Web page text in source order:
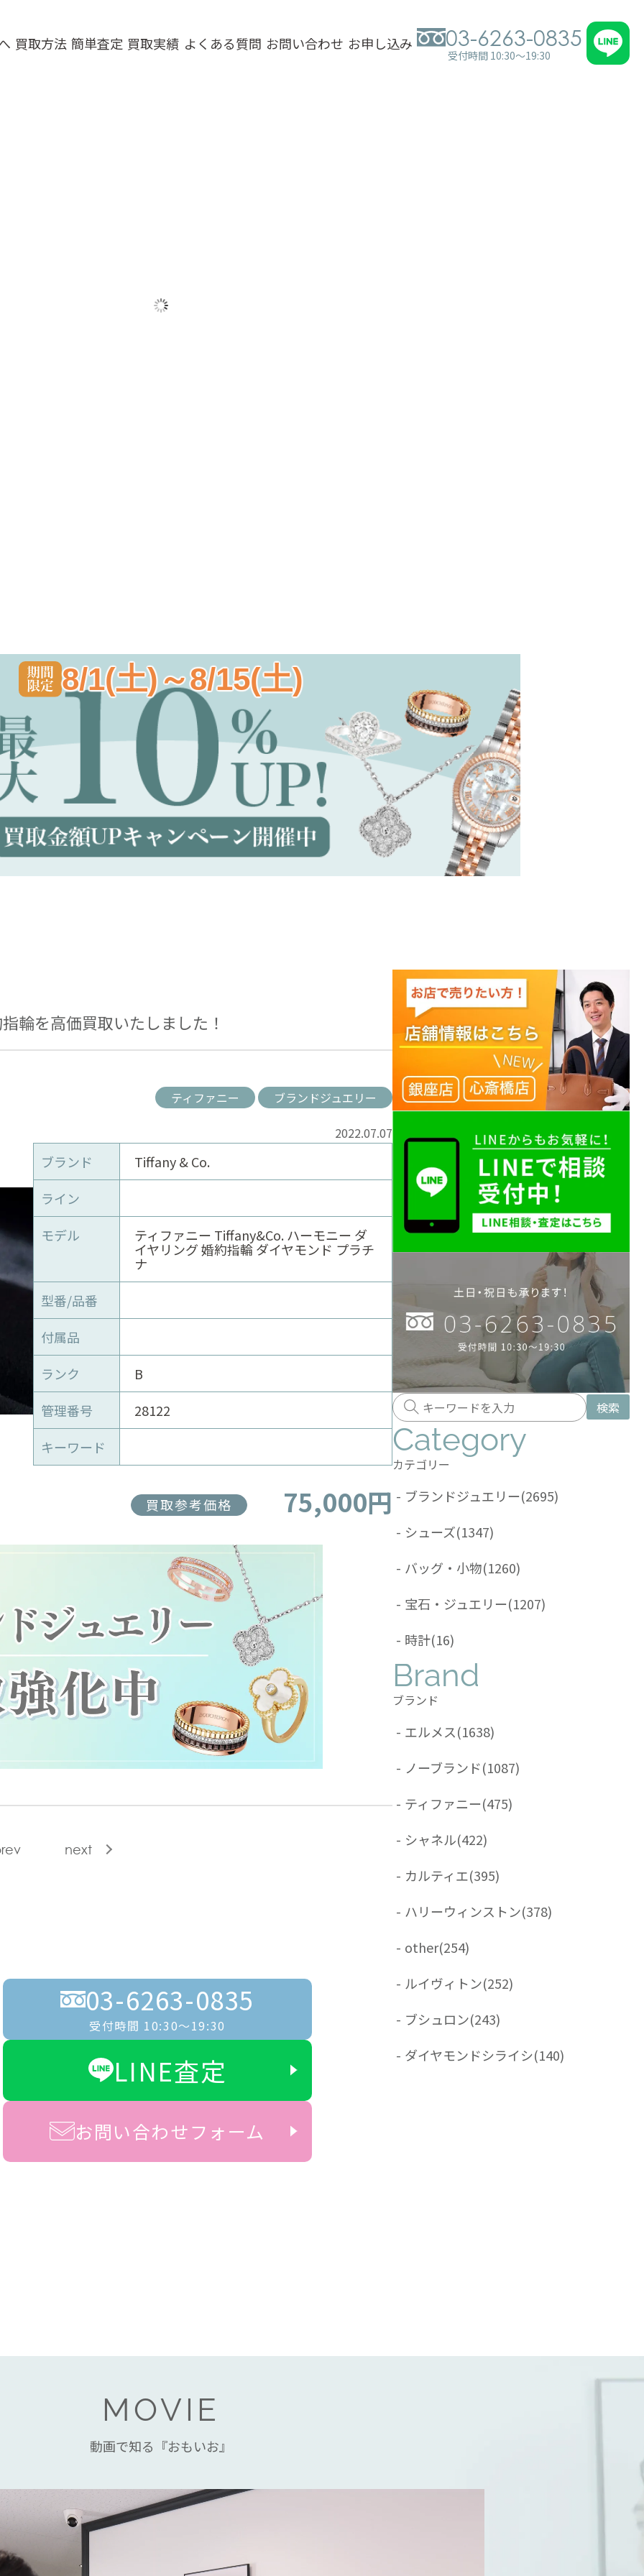
買取方法 簡単査定 買取実績 よくある質問 お問い合わせ お申し込み 03-6263-0835
受付時間 10:30～19:30
8/1(土)～8/15(土)
輪を高価買取いたしました！
ティファニー ブランドジュエリー
2022.07.07
ブランド
Tiffany & Co.
ライン
モデル
​​​​​​​ティファニー Tiffany&Co. ハーモニー ダ
イヤリング 婚約指輪 ダイヤモンド プラチ
ナ
型番/品番
付属品
ランク
B
管理番号
28122
キーワード
買取参考価格 75,000円
next
03-6263-0835
受付時間 10:30〜19:30
LINE査定
お問い合わせフォーム
検索
Category
カテゴリー
- ブランドジュエリー(2695)
- シューズ(1347)
- バッグ・小物(1260)
- 宝石・ジュエリー(1207)
- 時計(16)
Brand
ブランド
- エルメス(1638)
- ノーブランド(1087)
- ティファニー(475)
- シャネル(422)
- カルティエ(395)
- ハリーウィンストン(378)
- other(254)
- ルイヴィトン(252)
- ブシュロン(243)
- ダイヤモンドシライシ(140)
MOVIE
動画で知る『おもいお』